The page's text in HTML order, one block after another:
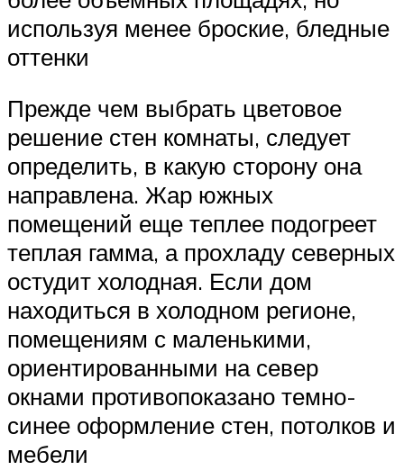
используя менее броские, бледные
оттенки
Прежде чем выбрать цветовое
решение стен комнаты, следует
определить, в какую сторону она
направлена. Жар южных
помещений еще теплее подогреет
теплая гамма, а прохладу северных
остудит холодная. Если дом
находиться в холодном регионе,
помещениям с маленькими,
ориентированными на север
окнами противопоказано темно-
синее оформление стен, потолков и
мебели